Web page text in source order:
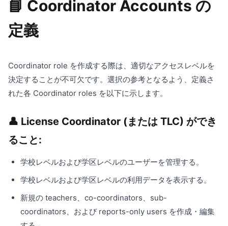
📘 Coordinator Accounts の
定義
Coordinator role を作成する際は、適切なアクセスレベルを
決定することが不可欠です。選択の参考となるよう、定義さ
れた各 Coordinator roles を以下に示します。
👤 License Coordinator (または TLC) ができ
ること:
学校レベルおよび学区レベルのユーザーを管理する。
学校レベルおよび学区レベルの利用データを表示する。
新規の teachers、co-coordinators、sub-
coordinators、および reports-only users を作成・編集